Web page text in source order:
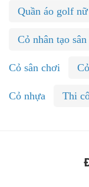
Quần áo golf nữ
Cỏ nhân tạo
Cỏ sân chơi
Cỏ nhựa Thi